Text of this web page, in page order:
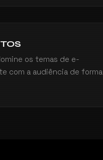
os temas de e-
com a audiência de forma